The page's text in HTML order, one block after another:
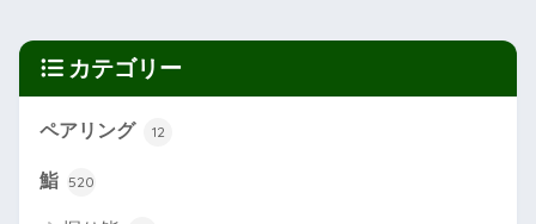
カテゴリー
ペアリング 12
鮨 520